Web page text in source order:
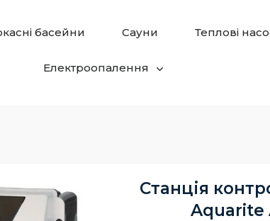
басейни Сауни Теплові
Електроопалення
Станція
Aquarite